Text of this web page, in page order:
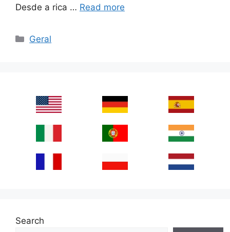
Desde a rica … Read more
Categories
Geral
Search